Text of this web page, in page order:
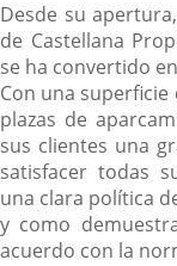
Desde su
de Castellana
se ha convertido
Con una superficie
plazas de
sus clientes una
satisfacer todas
una clara política
y como
acuerdo con la